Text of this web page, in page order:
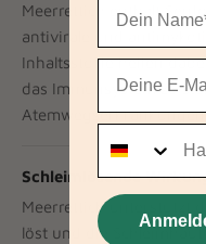
Meerrettich enthält
antivirale und
Inhaltsstoffe helfen
das Immunsystem zu
Schleimlösende
Meerrettich unterstützt
löst und die